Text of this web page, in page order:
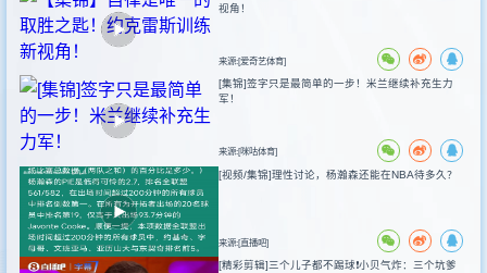
视角！
来源:[爱奇艺体育]
[集锦]签字只是最简单的一步！米兰继续补充生力
军！
来源:[咪咕体育]
[视频/集锦]理性讨论，杨瀚森还能在NBA待多久？
来源:[直播吧]
[精彩剪辑]三个儿子都不踢球❗️小贝气炸：三个坑爹